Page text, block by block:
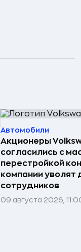
Автомобили
Акционеры
согласились с
перестройкой
компании уволят
сотрудников
09 августа 2026,